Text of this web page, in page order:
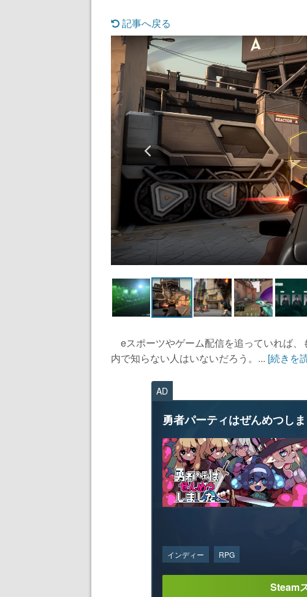
記事へ戻る
eスポーツやゲーム配信を追っていれば
内で知らない人はいないだろう。... [続きを
AD
勇者パーティはぜんめつしま
インディー RPG
Steam